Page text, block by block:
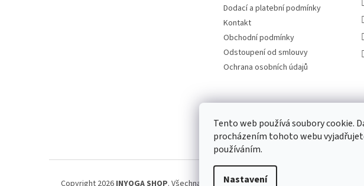
Tento web používá soubory cookie.
procházením tohoto webu
používáním.
Nastavení
Dodací a platební podmínky
Kontakt
Obchodní podmínky
Odstoupení od smlouvy
Ochrana osobních údajů
Copyright 2026 INYOGA SHOP. Všechna práva vyhrazena.Upravit nastavení cookies